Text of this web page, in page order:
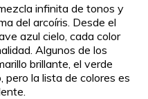
infinita de tonos y
del arcoíris. Desde el
azul cielo, cada color
Algunos de los
brillante, el verde
pero la lista de colores es